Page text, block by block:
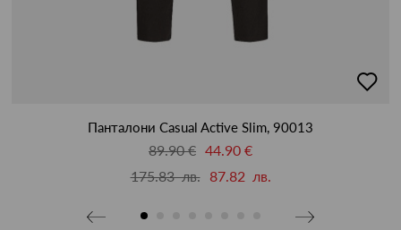
в
Панталони Casual Active Slim, 90013
89.90 € 44.90 €
175.83 лв.
87.82 лв.